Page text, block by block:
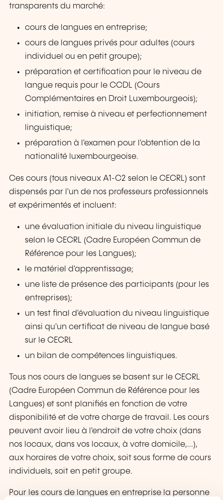
transparents du marché:
cours de langues en entreprise;
cours de langues privés pour adultes (cours
individuel ou en petit groupe);
préparation et certification pour le niveau de
langue requis pour le CCDL (Cours
Complémentaires en Droit Luxembourgeois);
initiation, remise à niveau et perfectionnement
linguistique;
préparation à l'examen pour l'obtention de la
nationalité luxembourgeoise.
Ces cours (tous niveaux A1-C2 selon le CECRL) sont
dispensés par l'un de nos professeurs professionnels
et expérimentés et incluent:
une évaluation initiale du niveau linguistique
selon le CECRL (Cadre Européen Commun de
Référence pour les Langues);
le matériel d'apprentissage;
une liste de présence des participants (pour les
entreprises);
un test final d'évaluation du niveau linguistique
ainsi qu'un certificat de niveau de langue basé
sur le CECRL
un bilan de compétences linguistiques.
Tous nos cours de langues se basent sur le CECRL
(Cadre Européen Commun de Référence pour les
Langues) et sont planifiés en fonction de votre
disponibilité et de votre charge de travail. Les cours
peuvent avoir lieu à l'endroit de votre choix (dans
nos locaux, dans vos locaux, à votre domicile,...),
aux horaires de votre choix, soit sous forme de cours
individuels, soit en petit groupe.
Pour les cours de langues en entreprise la personne